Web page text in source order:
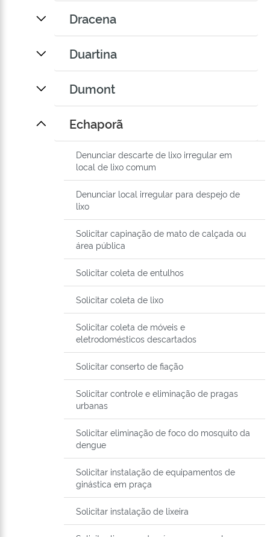
Dracena
Duartina
Dumont
Echaporã
Denunciar descarte de lixo irregular em
local de lixo comum
Denunciar local irregular para despejo de
lixo
Solicitar capinação de mato de calçada ou
área pública
Solicitar coleta de entulhos
Solicitar coleta de lixo
Solicitar coleta de móveis e
eletrodomésticos descartados
Solicitar conserto de fiação
Solicitar controle e eliminação de pragas
urbanas
Solicitar eliminação de foco do mosquito da
dengue
Solicitar instalação de equipamentos de
ginástica em praça
Solicitar instalação de lixeira